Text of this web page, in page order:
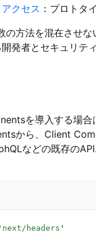
クセス ：プロトタ
の方法を混在させ
発者とセキュリテ
を導入する場合
から、Client
などの既存の
next/headers '